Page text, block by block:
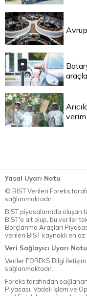
Yasal Uyarı Notu
© BİST Verileri Foreks
sağlanmaktadır.
BIST piyasalarında oluşan
BIST'e ait olup, bu veriler
Borçlanma Araçları
verileri BIST kaynaklı en
Veri Sağlayıcı Uyarı Notu
Veriler FOREKS Bilgi
sağlanmaktadır.
Foreks tarafından
Piyasası, Vadeli İşlem ve